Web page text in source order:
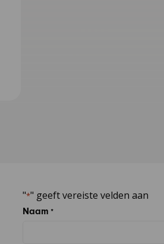
"*" geeft vereiste velden aan
Naam *